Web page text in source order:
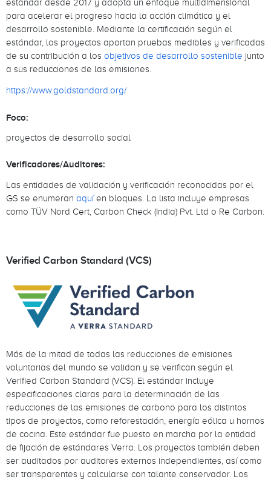
para acelerar el progreso hacia la acción climática y el
desarrollo sostenible. Mediante la certificación según el
estándar, los proyectos aportan pruebas medibles y verificadas
de su contribución a los objetivos de desarrollo sostenible junto
a sus reducciones de las emisiones.
https://www.goldstandard.org/
Foco:
proyectos de desarrollo social
Verificadores/Auditores:
Las entidades de validación y verificación reconocidas por el
GS se enumeran aquíen bloques. La lista incluye empresas
como TÜV Nord Cert, Carbon Check (India) Pvt. Ltd o Re Carbon.
Verified Carbon Standard (VCS)
Más de la mitad de todas las reducciones de emisiones
voluntarias del mundo se validan y se verifican según el
Verified Carbon Standard (VCS). El estándar incluye
especificaciones claras para la determinación de las
reducciones de las emisiones de carbono para los distintos
tipos de proyectos, como reforestación, energía eólica u hornos
de cocina. Este estándar fue puesto en marcha por la entidad
de fijación de estándares Verra. Los proyectos también deben
ser auditados por auditores externos independientes, así como
ser transparentes y calcularse con talante conservador. Los